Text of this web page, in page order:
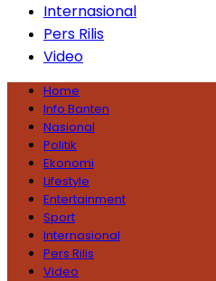
Internasional
Pers Rilis
Video
Home
Info Banten
Nasional
Politik
Ekonomi
Lifestyle
Entertainment
Sport
Internasional
Pers Rilis
Video